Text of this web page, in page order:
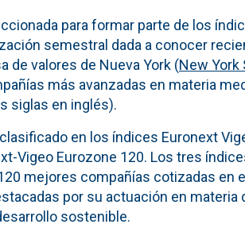
para formar parte de los
semestral dada a conocer
de valores de Nueva York (New York
más avanzadas en materia
siglas en inglés).
en los índices Euronext
Vigeo Eurozone 120. Los tres
mejores compañías cotizadas en
por su actuación en materia
sostenible.